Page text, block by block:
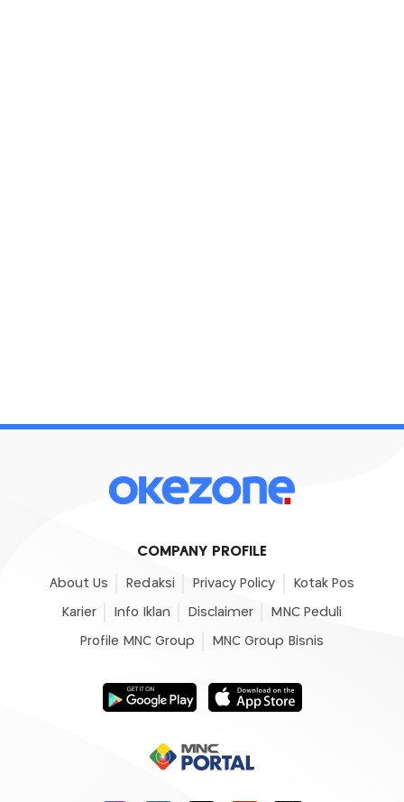
COMPANY PROFILE
About Us Redaksi Privacy Policy Kotak Pos
Karier Info Iklan Disclaimer MNC Peduli
Profile MNC Group MNC Group Bisnis